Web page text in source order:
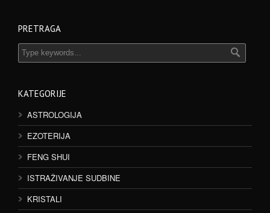
PRETRAGA
KATEGORIJE
ASTROLOGIJA
EZOTERIJA
FENG SHUI
ISTRAŽIVANJE SUDBINE
KRISTALI